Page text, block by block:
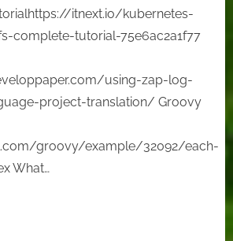
itnext.io/kubernetes-
complete-tutorial-75e6ac2a1f77
using-zap-log-
project-translation/ Groovy
groovy/example/32092/each-
What…